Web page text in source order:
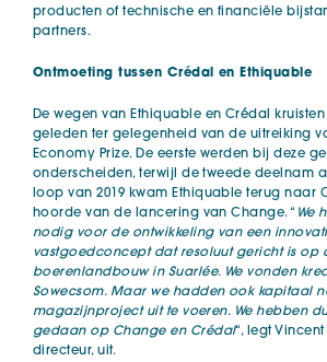
producten of technische en financiële
partners.
Ontmoeting tussen Crédal en Ethiquable
De wegen van Ethiquable en Crédal
geleden ter gelegenheid van de uitreiking
Economy Prize. De eerste werden bij deze
onderscheiden, terwijl de tweede deelnam
loop van 2019 kwam Ethiquable terug naar
hoorde van de lancering van Change. “ We
nodig voor de ontwikkeling van een
vastgoedconcept dat resoluut gericht is op
boerenlandbouw in Suarlée. We vonden
Sowecsom. Maar we hadden ook kapitaal
magazijnproject uit te voeren. We hebben
gedaan op Change en Crédal“, legt
directeur, uit.